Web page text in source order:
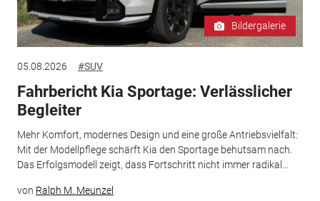
Bildergalerie
05.08.2026 #SUV
Fahrbericht Kia Sportage: Verlässlicher
Begleiter
Mehr Komfort, modernes Design und eine große Antriebsvielfalt:
Mit der Modellpflege schärft Kia den Sportage behutsam nach.
Das Erfolgsmodell zeigt, dass Fortschritt nicht immer radikal...
von Ralph M. Meunzel